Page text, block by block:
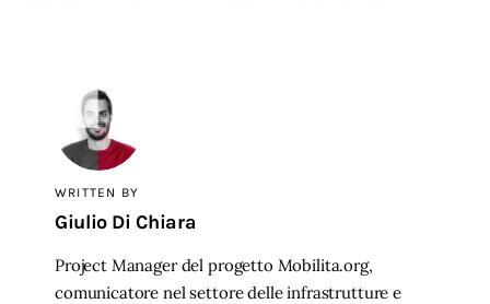
WRITTEN BY
Giulio Di Chiara
Project Manager del progetto Mobilita.org,
comunicatore nel settore delle infrastrutture e